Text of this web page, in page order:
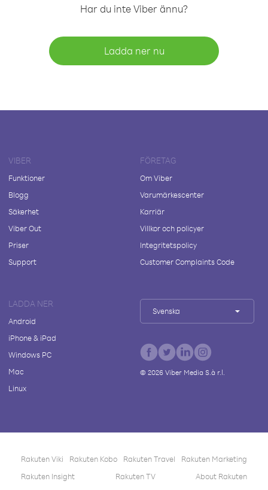
Har du inte Viber ännu?
Ladda ner nu
VIBER
Funktioner
Blogg
Säkerhet
Viber Out
Priser
Support
FÖRETAG
Om Viber
Varumärkescenter
Karriär
Villkor och policyer
Integritetspolicy
Customer Complaints Code
LADDA NER
Android
iPhone & iPad
Windows PC
Mac
Linux
Svenska
© 2026Viber Media S.à r.l.
Rakuten Viki Rakuten Kobo Rakuten Travel
Rakuten Marketing
Rakuten Insight
Rakuten TV About Rakuten